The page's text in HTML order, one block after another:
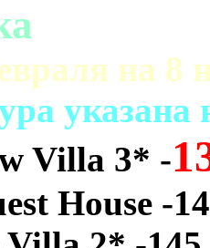
на 8
Villa 3* -
House -